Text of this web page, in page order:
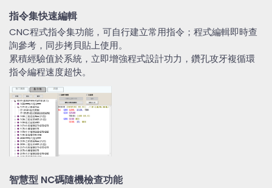
指令集快速編輯
CNC程式指令集功能，可自行建立常用指令；程式編輯即時查
詢參考，同步拷貝貼上使用。
累積經驗值於系統，立即增強程式設計功力，鑽孔攻牙複循環
指令編程速度超快。
智慧型 NC碼隨機檢查功能